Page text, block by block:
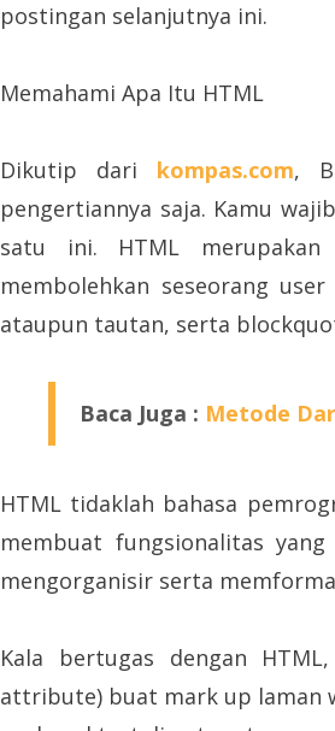
postingan selanjutnya ini.
Memahami Apa Itu HTML
Dikutip dari kompas.com,
pengertiannya saja. Kamu
satu ini. HTML merupakan
membolehkan seseorang
ataupun tautan, serta
Baca Juga : Metode
HTML tidaklah bahasa
membuat fungsionalitas
mengorganisir serta
Kala bertugas dengan
attribute) buat mark up laman